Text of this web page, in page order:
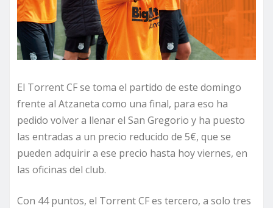
El Torrent CF se toma el partido de este domingo
frente al Atzaneta como una final, para eso ha
pedido volver a llenar el San Gregorio y ha puesto
las entradas a un precio reducido de 5€, que se
pueden adquirir a ese precio hasta hoy viernes, en
las oficinas del club.
Con 44 puntos, el Torrent CF es tercero, a solo tres